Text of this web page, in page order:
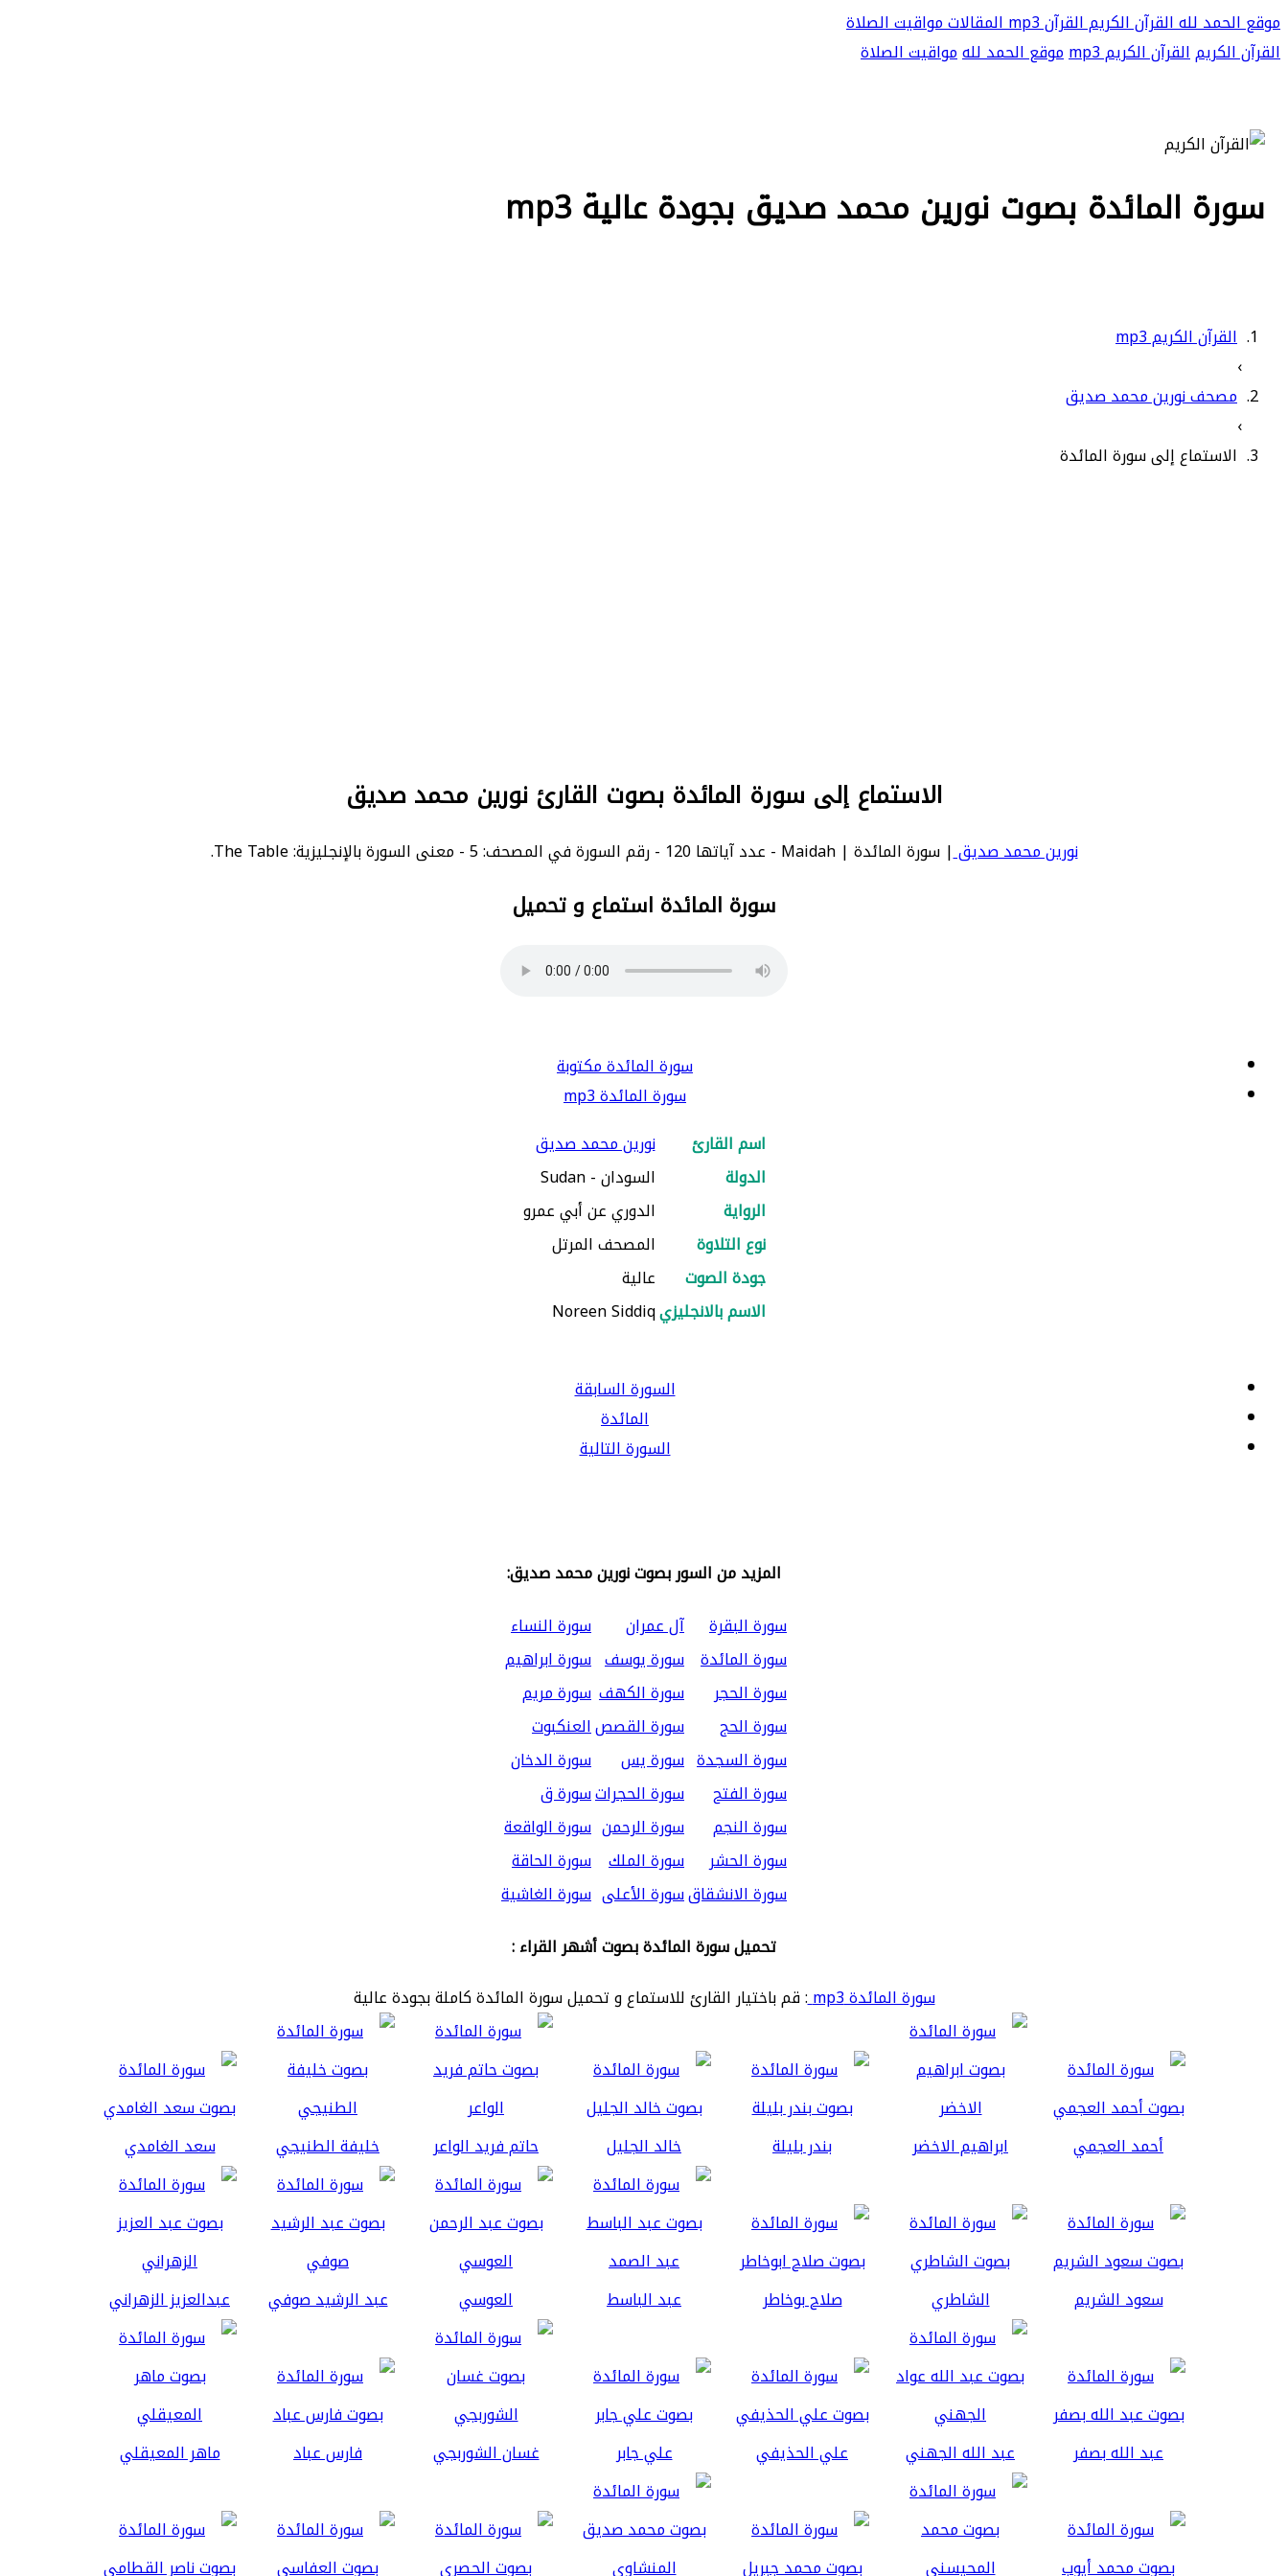
موقع الحمد للهالقرآن الكريمالقرآن mp3 المقالاتمواقيت الصلاة
القرآن الكريمالقرآن الكريم mp3 موقع الحمد للهمواقيت الصلاة
سورة المائدة بصوت نورين محمد صديق بجودة عالية mp3
القرآن الكريم mp3
›
مصحف نورين محمد صديق
›
الاستماع إلى سورة المائدة
الاستماع إلى سورة المائدة بصوت القارئ نورين محمد صديق
نورين محمد صديق| سورة المائدة | Maidah - عدد آياتها 120 - رقم السورة في المصحف: 5 - معنى السورة بالإنجليزية: The Table.
سورة المائدة استماع و تحميل
سورة المائدة مكتوبة
سورة المائدة mp3
اسم القارئ
نورين محمد صديق
الدولة
السودان - Sudan
الرواية
الدوري عن أبي عمرو
نوع التلاوة
المصحف المرتل
جودة الصوت
عالية
الاسم بالانجليزيNoreen Siddiq
السورة السابقة
المائدة
السورة التالية
المزيد من السور بصوت نورين محمد صديق:
سورة البقرة
آل عمران
سورة النساء
سورة المائدة سورة يوسف سورة ابراهيم
سورة الحجر
سورة الكهف سورة مريم
سورة الحج
سورة القصصالعنكبوت
سورة السجدة سورة يس
سورة الدخان
سورة الفتح
سورة الحجراتسورة ق
سورة النجم
سورة الرحمن سورة الواقعة
سورة الحشر
سورة الملك سورة الحاقة
سورة الانشقاقسورة الأعلى سورة الغاشية
تحميل سورة المائدة بصوت أشهر القراء :
سورة المائدة mp3
: قم باختيار القارئ للاستماع و تحميل سورة المائدة كاملة بجودة عالية
أحمد العجمي ابراهيم الاخضر بندر بليلة خالد الجليل حاتم فريد الواعر خليفة الطنيجي سعد الغامدي
سعود الشريم الشاطري صلاح بوخاطر عبد الباسط العوسي عبد الرشيد صوفي عبدالعزيز الزهراني
عبد الله بصفر عبد الله الجهني علي الحذيفي علي جابر غسان الشوربجي فارس عباد ماهر المعيقلي